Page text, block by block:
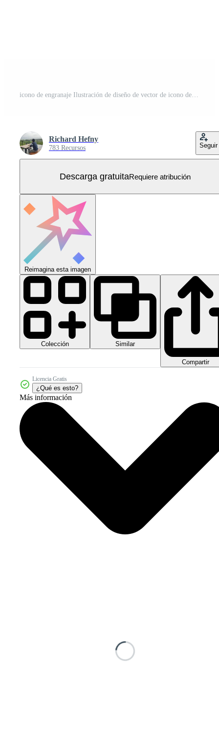
icono de engranaje Ilustración de diseño de vector de icono de engranaje. colección de iconos de engranajes. engranaje simple signo Vector Gratis
Richard Hefny
783 Recursos Seguir
Descarga gratuitaRequiere atribución
Reimagina esta imagen
Colección Similar
Compartir
Licencia Gratis
¿Qué es esto?
Más información